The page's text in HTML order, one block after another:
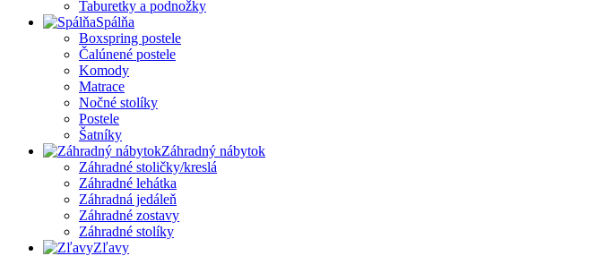
Taburetky a podnožky
Spálňa
Boxspring postele
Čalúnené postele
Komody
Matrace
Nočné stolíky
Postele
Šatníky
Záhradný nábytok
Záhradné stoličky/kreslá
Záhradné lehátka
Záhradná jedáleň
Záhradné zostavy
Záhradné stolíky
Zľavy